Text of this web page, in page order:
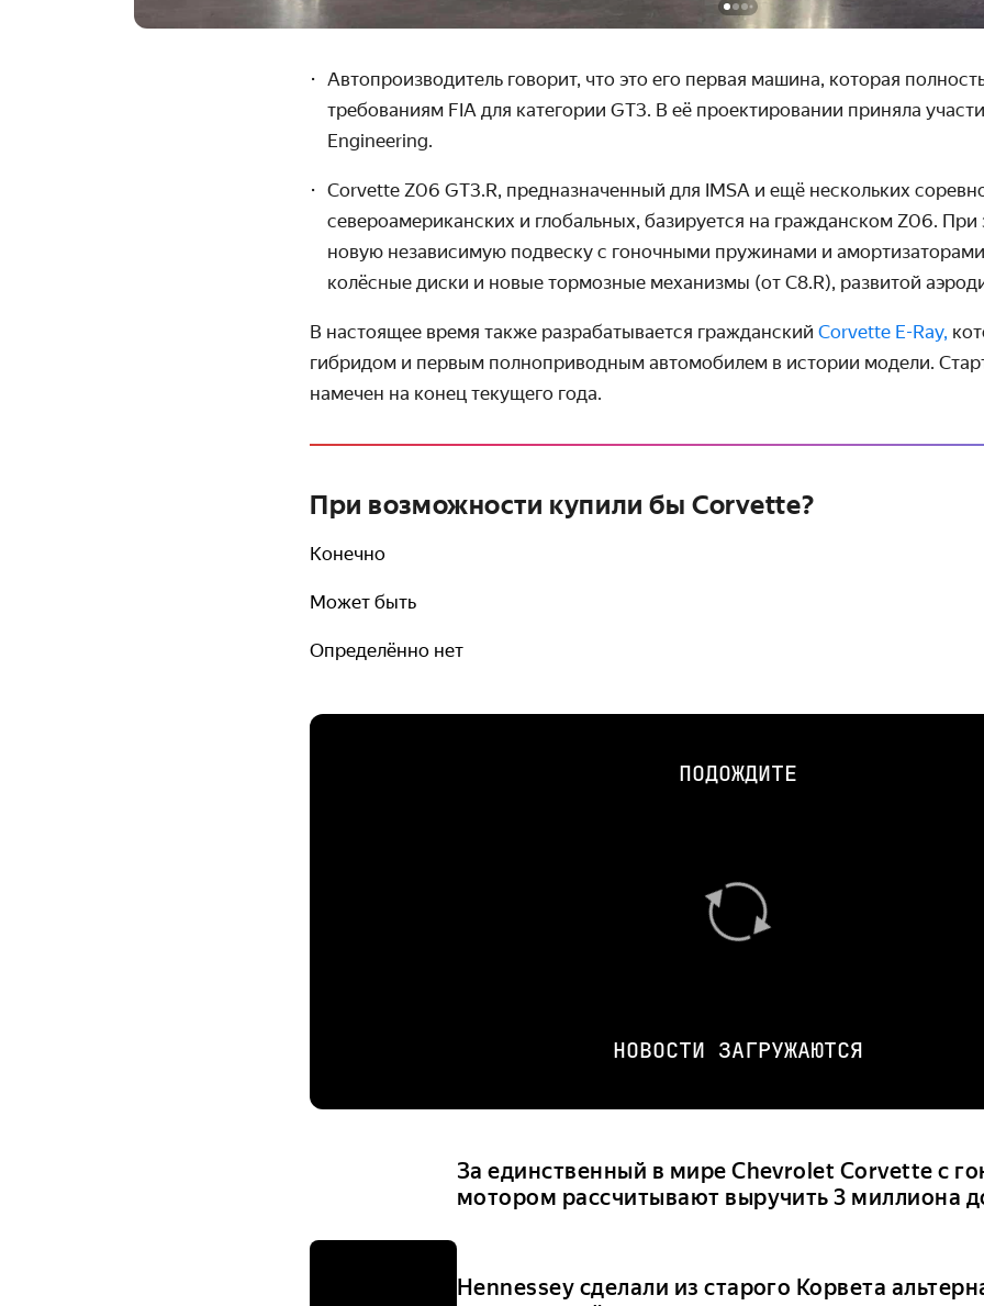
Автопроизводитель говорит, что это его первая машина, которая
требованиям FIA для категории GT3. В её проектировании приняла
Engineering.
Corvette Z06 GT3.R, предназначенный для IMSA и ещё нескольких
североамериканских и глобальных, базируется на гражданском Z06. При
новую независимую подвеску с гоночными пружинами и
колёсные диски и новые тормозные механизмы (от C8.R), развитой
В настоящее время также разрабатывается гражданский Corvette E-Ray,
гибридом и первым полноприводным автомобилем в истории модели.
намечен на конец текущего года.
При возможности купили бы Corvette?
Конечно
Может быть
Определённо нет
ПОДОЖДИТЕ
НОВОСТИ ЗАГРУЖАЮТСЯ
За единственный в мире Chevrolet Corvette с
мотором рассчитывают выручить 3 миллиона
Hennessey сделали из старого Корвета